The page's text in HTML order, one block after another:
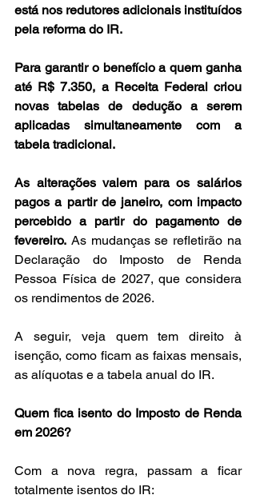
está nos redutores adicionais instituídos
pela reforma do IR.
Para garantir o benefício a quem ganha
até R$ 7.350, a Receita Federal criou
novas tabelas de dedução a serem
aplicadas simultaneamente com a
tabela tradicional.
As alterações valem para os salários
pagos a partir de janeiro, com impacto
percebido a partir do pagamento de
fevereiro. As mudanças se refletirão na
Declaração do Imposto de Renda
Pessoa Física de 2027, que considera
os rendimentos de 2026.
A seguir, veja quem tem direito à
isenção, como ficam as faixas mensais,
as alíquotas e a tabela anual do IR.
Quem fica isento do Imposto de Renda
em 2026?
Com a nova regra, passam a ficar
totalmente isentos do IR: